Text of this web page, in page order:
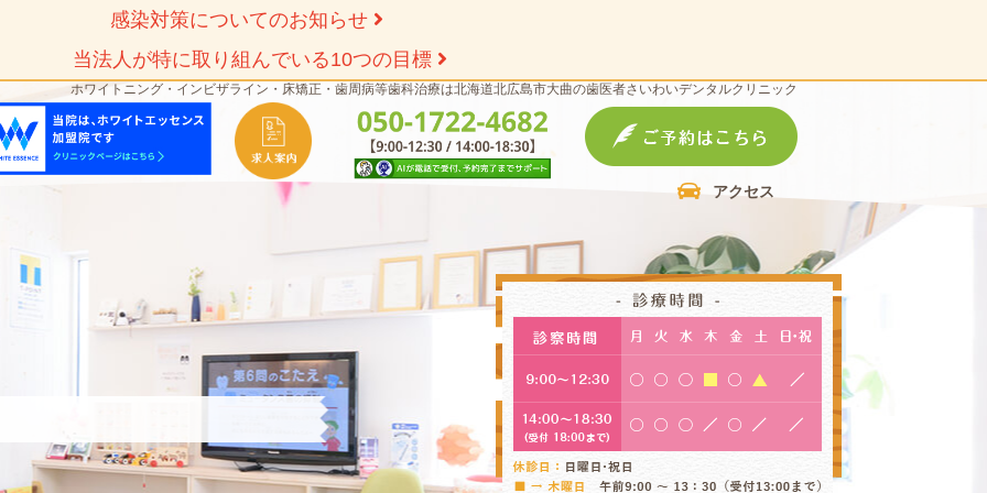
感染対策についてのお知らせ
当法人が特に取り組んでいる10つの目標
ホワイトニング・インビザライン・床矯正・歯周病等歯科治療は北海道北広島市大曲の歯医者さいわいデンタルクリニック
アクセス